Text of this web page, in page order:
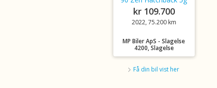
kr 109.700
2022, 75.200 km
MP Biler ApS - Slagelse
4200, Slagelse
Få din bil vist her